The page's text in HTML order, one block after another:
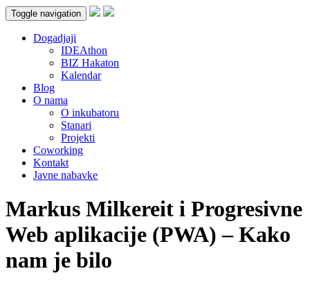
Toggle navigation
Dogadjaji
IDEAthon
BIZ Hakaton
Kalendar
Blog
O nama
O inkubatoru
Stanari
Projekti
Coworking
Kontakt
Javne nabavke
Markus Milkereit i Progresivne
Web aplikacije (PWA) – Kako
nam je bilo